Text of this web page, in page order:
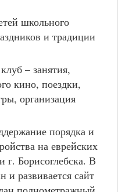
школьного
и традиции
– занятия,
кино, поездки,
организация
порядка и
на еврейских
Борисоглебска. В
и развивается сайт